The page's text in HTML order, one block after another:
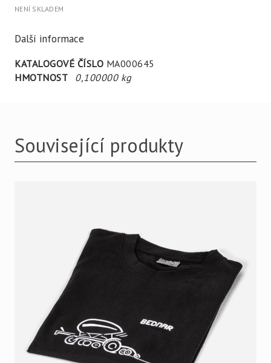
NENÍ SKLADEM
Další informace
KATALOGOVÉ ČÍSLO MA000645
HMOTNOST
0,100000 kg
Související produkty